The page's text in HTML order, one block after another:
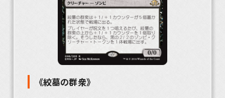
《絞墓の群衆》